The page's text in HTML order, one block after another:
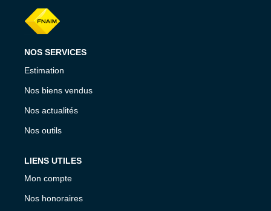
NOS SERVICES
Estimation
Nos biens vendus
Nos actualités
Nos outils
LIENS UTILES
Mon compte
Nos honoraires